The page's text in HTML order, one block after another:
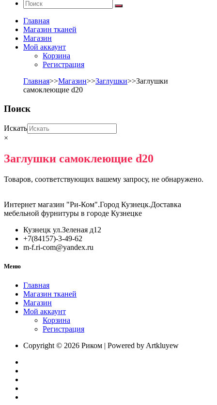
Главная
Магазин тканей
Магазин
Мой аккаунт
Корзина
Регистрация
Главная>>Магазин>>Заглушки>>Заглушки
самоклеющие d20
Поиск
Искать
×
Заглушки самоклеющие d20
Товаров, соответствующих вашему запросу, не обнаружено.
Интернет магазин "Ри-Ком".Город Кузнецк.Доставка
мебельной фурнитуры в городе Кузнецке
Кузнецк ул.Зеленая д12
+7(84157)-3-49-62
m-f.ri-com@yandex.ru
Меню
Главная
Магазин тканей
Магазин
Мой аккаунт
Корзина
Регистрация
Copyright © 2026 Риком | Powered by Artkluyew